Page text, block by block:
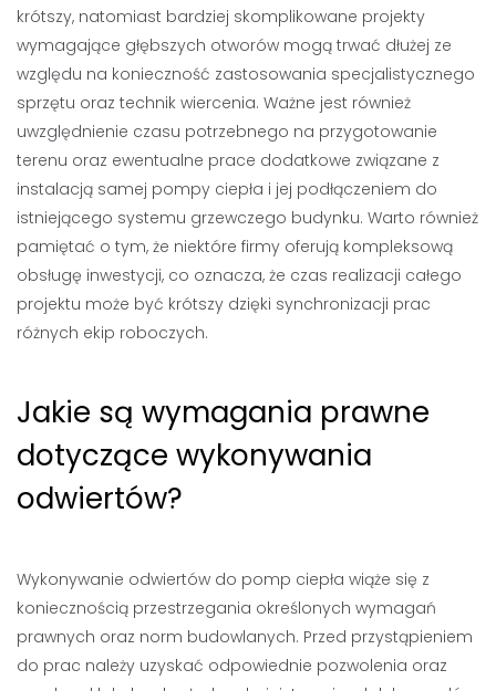
krótszy, natomiast bardziej skomplikowane projekty
wymagające głębszych otworów mogą trwać dłużej ze
względu na konieczność zastosowania specjalistycznego
sprzętu oraz technik wiercenia. Ważne jest również
uwzględnienie czasu potrzebnego na przygotowanie
terenu oraz ewentualne prace dodatkowe związane z
instalacją samej pompy ciepła i jej podłączeniem do
istniejącego systemu grzewczego budynku. Warto również
pamiętać o tym, że niektóre firmy oferują kompleksową
obsługę inwestycji, co oznacza, że czas realizacji całego
projektu może być krótszy dzięki synchronizacji prac
różnych ekip roboczych.
Jakie są wymagania prawne
dotyczące wykonywania
odwiertów?
Wykonywanie odwiertów do pomp ciepła wiąże się z
koniecznością przestrzegania określonych wymagań
prawnych oraz norm budowlanych. Przed przystąpieniem
do prac należy uzyskać odpowiednie pozwolenia oraz